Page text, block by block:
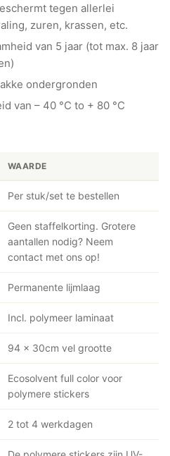
tegen allerlei
zuren, krassen, etc.
van 5 jaar (tot max. 8 jaar
ondergronden
van – 40 °C to + 80 °C
WAARDE
Per stuk/set te bestellen
Geen staffelkorting. Grotere
aantallen nodig? Neem
contact met ons op!
Permanente lijmlaag
Incl. polymeer laminaat
94 x 30cm vel grootte
Ecosolvent full color voor
polymere stickers
2 tot 4 werkdagen